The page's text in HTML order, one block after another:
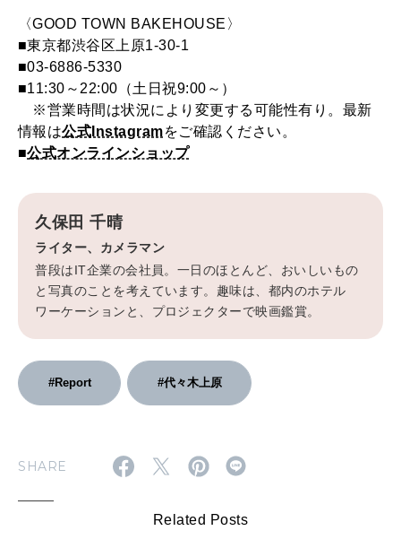
〈GOOD TOWN BAKEHOUSE〉
■東京都渋谷区上原1-30-1
■03-6886-5330
■11:30～22:00（土日祝9:00～）
※営業時間は状況により変更する可能性有り。最新
情報は公式Instagramをご確認ください。
■公式オンラインショップ
久保田 千晴
ライター、カメラマン
普段はIT企業の会社員。一日のほとんど、おいしいもの
と写真のことを考えています。趣味は、都内のホテル
ワーケーションと、プロジェクターで映画鑑賞。
#Report #代々木上原
SHARE
Related Posts